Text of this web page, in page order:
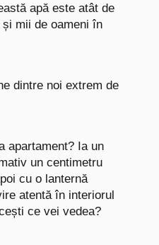
apă este atât de
mii de oameni în
dintre noi extrem de
apartament? Ia un
un centimetru
cu o lanternă
atentă în interiorul
ce vei vedea?